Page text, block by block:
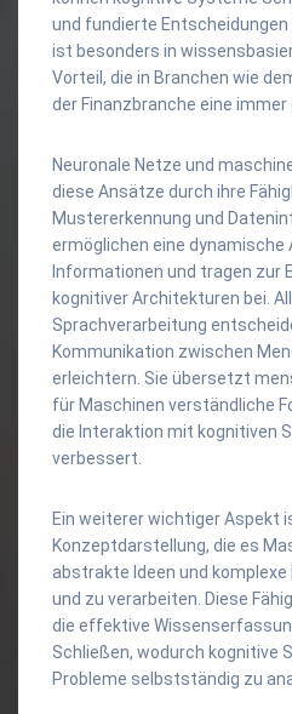
und fundierte
ist besonders in
Vorteil, die in Branchen wie
der Finanzbranche eine immer
Neuronale Netze und
diese Ansätze durch ihre
Mustererkennung und
ermöglichen eine dynamische
Informationen und tragen zur
kognitiver Architekturen bei.
Sprachverarbeitung
Kommunikation zwischen
erleichtern. Sie übersetzt
für Maschinen verständliche
die Interaktion mit kognitiven
verbessert.
Ein weiterer wichtiger Aspekt
Konzeptdarstellung, die es
abstrakte Ideen und
und zu verarbeiten. Diese
die effektive
Schließen, wodurch kognitive
Probleme selbstständig zu